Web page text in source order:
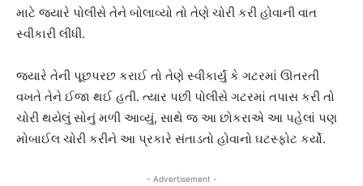
માટે જ્યારે પોલીસે તેને બોલાવ્યો તો તેણે ચોરી કરી હોવાની વાત
સ્વીકારી લીધી.
જ્યારે તેની પૂછપરછ કરાઈ તો તેણે સ્વીકાર્યું કે ગટરમાં ઊતરતી
વખતે તેને ઈજા થઈ હતી. ત્યાર પછી પોલીસે ગટરમાં તપાસ કરી તો
ચોરી થયેલું સોનું મળી આવ્યું, સાથે જ આ છોકરાએ આ પહેલાં પણ
મોબાઈલ ચોરી કરીને આ પ્રકારે સંતાડતો હોવાનો ઘટસ્ફોટ કર્યો.
- Advertisement -